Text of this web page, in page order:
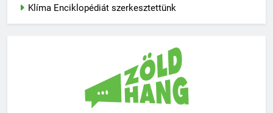
Klíma Enciklopédiát szerkesztettünk